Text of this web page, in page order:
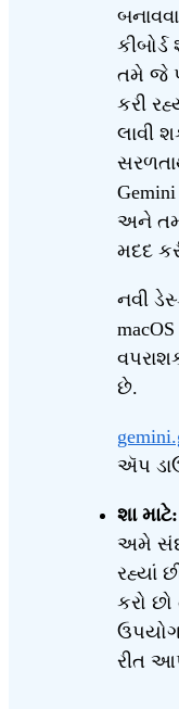
તમે જે
કરી
લાવી
અને
મદદ
નવી
છે.
ઍપ
શા માટે:
અમે
રહ્યાં
કરો
રીત